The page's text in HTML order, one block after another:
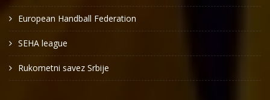
European Handball Federation
SEHA league
Rukometni savez Srbije